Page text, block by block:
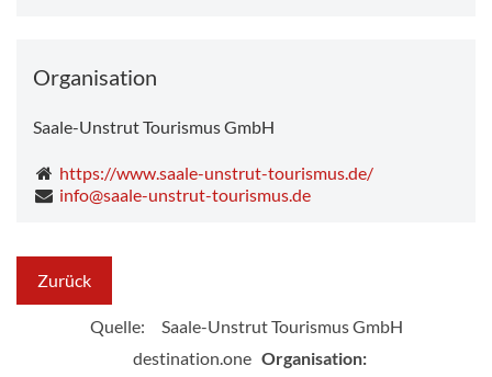
Organisation
Saale-Unstrut Tourismus GmbH
https://www.saale-unstrut-tourismus.de/
info@saale-unstrut-tourismus.de
Zurück
Quelle:
Saale-Unstrut Tourismus GmbH
destination.one Organisation: